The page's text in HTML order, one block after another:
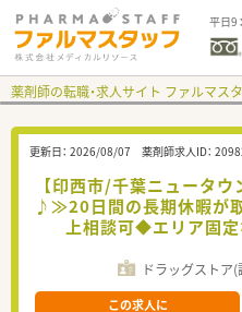
平日9
薬剤師の転職・求人サイト ファルマス
更新日： 2026/08/07 薬剤師求人ID：
【印西市/千葉ニュータ
♪≫20日間の長期休暇が
上相談可◆エリア固定
ドラッグストア
この求人に